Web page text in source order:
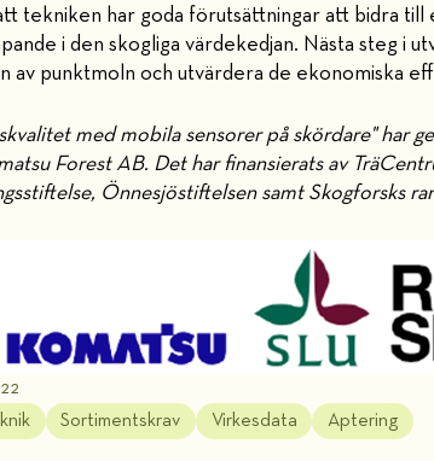
tekniken har goda förutsättningar att bidra till
i den skogliga värdekedjan. Nästa steg i
av punktmoln och utvärdera de ekonomiska
med mobila sensorer på skördare" har
Forest AB. Det har finansierats av
Önnesjöstiftelsen samt Skogforsks
Sortimentskrav Virkesdata Aptering